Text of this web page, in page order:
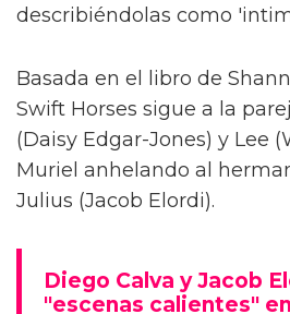
describiéndolas como
Basada en el libro de
Swift Horses sigue a la
(Daisy Edgar-Jones) y Lee
Muriel anhelando al
Julius (Jacob Elordi).
Diego Calva y Jacob
"escenas calientes"